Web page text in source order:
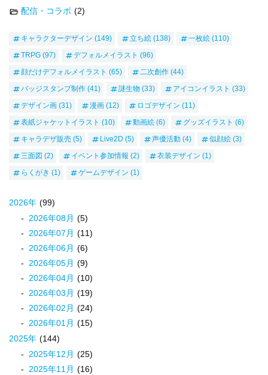
配信・コラボ (2)
キャラクターデザイン (149) 立ち絵 (138) 一枚絵 (110)
TRPG (97) デフォルメイラスト (96)
顔だけデフォルメイラスト (65) 二次創作 (44)
バッジスタンプ制作 (41) 謎生物 (33) アイコンイラスト (33)
デザイン画 (31) 漫画 (12) ロゴデザイン (11)
表紙ジャケットイラスト (10) 動画絵 (6) グッズイラスト (6)
キャラデザ販売 (5) Live2D (5) 声優活動 (4) 似顔絵 (3)
三面図 (2) イベント参加情報 (2) 衣装デザイン (1)
らくがき (1) ゲームデザイン (1)
2026年 (99)
2026年08月 (5)
2026年07月 (11)
2026年06月 (6)
2026年05月 (9)
2026年04月 (10)
2026年03月 (19)
2026年02月 (24)
2026年01月 (15)
2025年 (144)
2025年12月 (25)
2025年11月 (16)